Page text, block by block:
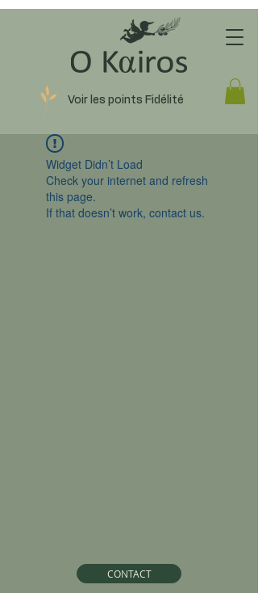
Voir les points Fidélité
Widget Didn’t Load
Check your internet and refresh
this page.
If that doesn’t work, contact us.
CONTACT